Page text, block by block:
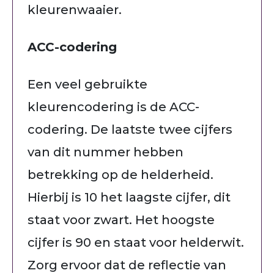
kleurenwaaier.
ACC-codering
Een veel gebruikte
kleurencodering is de ACC-
codering. De laatste twee cijfers
van dit nummer hebben
betrekking op de helderheid.
Hierbij is 10 het laagste cijfer, dit
staat voor zwart. Het hoogste
cijfer is 90 en staat voor helderwit.
Zorg ervoor dat de reflectie van